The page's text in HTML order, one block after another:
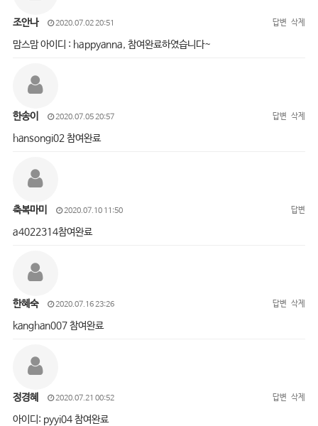
조안나 2020.07.02 20:51 답변 삭제
맘스맘 아이디 : happyanna, 참여완료하였습니다~
한송이 2020.07.05 20:57 답변 삭제
hansongi02 참여완료
축복마미 2020.07.10 11:50 답변
a4022314참여완료
한혜숙 2020.07.16 23:26 답변 삭제
kanghan007 참여완료
정경혜 2020.07.21 00:52 답변 삭제
아이디: pyyi04 참여완료